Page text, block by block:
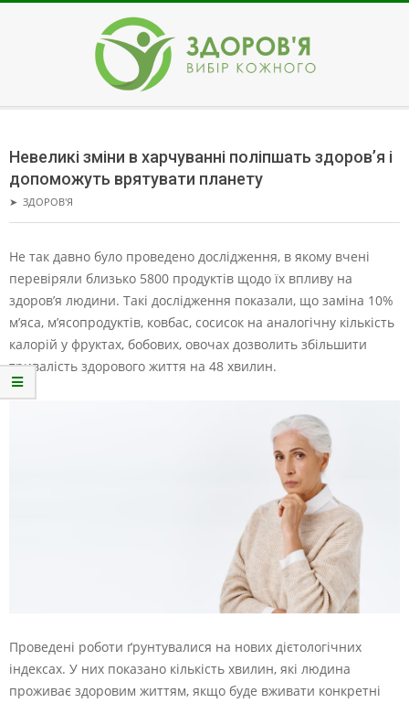
ЗДОРОВ'Я
Menu
Невеликі зміни в харчуванні поліпшать здоров’я і
допоможуть врятувати планету
➤ ЗДОРОВ'Я
Не так давно було проведено дослідження, в якому вчені
перевіряли близько 5800 продуктів щодо їх впливу на
здоров’я людини. Такі дослідження показали, що заміна 10%
м’яса, м’ясопродуктів, ковбас, сосисок на аналогічну кількість
калорій у фруктах, бобових, овочах дозволить збільшити
тривалість здорового життя на 48 хвилин.
Проведені роботи ґрунтувалися на нових дієтологічних
індексах. У них показано кількість хвилин, які людина
проживає здоровим життям, якщо буде вживати конкретні